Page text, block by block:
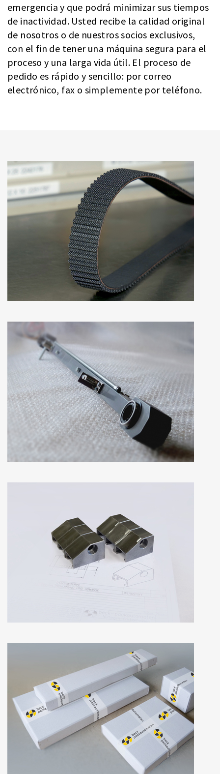
emergencia y que podrá minimizar sus tiempos
de inactividad. Usted recibe la calidad original
de nosotros o de nuestros socios exclusivos,
con el fin de tener una máquina segura para el
proceso y una larga vida útil. El proceso de
pedido es rápido y sencillo: por correo
electrónico, fax o simplemente por teléfono.